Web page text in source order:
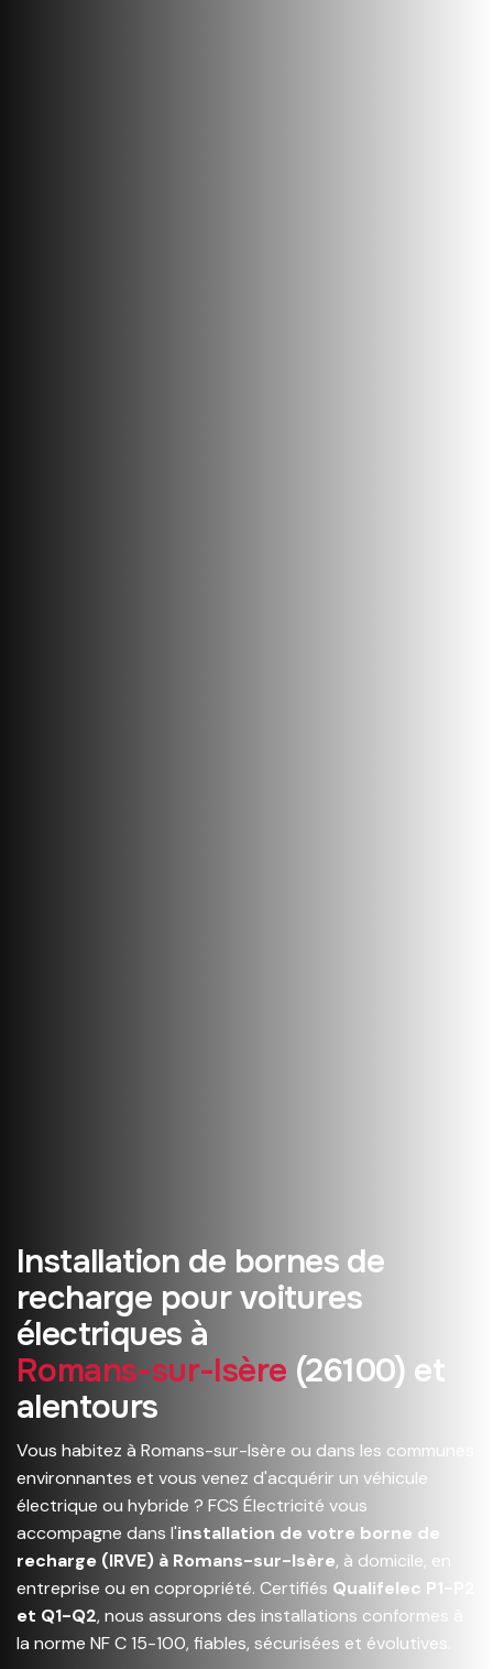
Installation de bornes de
recharge pour voitures
électriques à
Romans-sur-Isère (26100) et
alentours
Vous habitez à Romans-sur-Isère ou dans les communes
environnantes et vous venez d'acquérir un véhicule
électrique ou hybride ? FCS Électricité vous
accompagne dans l'installation de votre borne de
recharge (IRVE) à Romans-sur-Isère, à domicile, en
entreprise ou en copropriété. Certifiés Qualifelec P1-P2
et Q1-Q2, nous assurons des installations conformes à
la norme NF C 15-100, fiables, sécurisées et évolutives.